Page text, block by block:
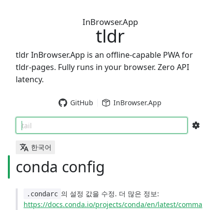
InBrowser.App
tldr
tldr InBrowser.App is an offline-capable PWA for
tldr-pages. Fully runs in your browser. Zero API
latency.
GitHub InBrowser.App
tail
한국어
conda config
.condarc 의 설정 값을 수정. 더 많은 정보:
https://docs.conda.io/projects/conda/en/latest/comma